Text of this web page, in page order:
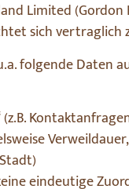
Limited
sich
folgende Daten
(z.B.
eindeutige